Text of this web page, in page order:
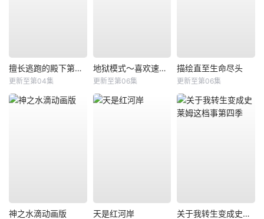
擅长逃跑的殿下第二季
更新至第04集
地狱模式～喜欢速通游戏的玩家在废设定异世界无双～第2季
更新至第06集
描绘直至生命尽头
更新至第06集
神之水滴动画版 天是红河岸 关于我转生变成史莱姆这档事第四季